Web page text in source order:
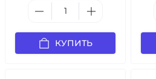
КУПИТЬ